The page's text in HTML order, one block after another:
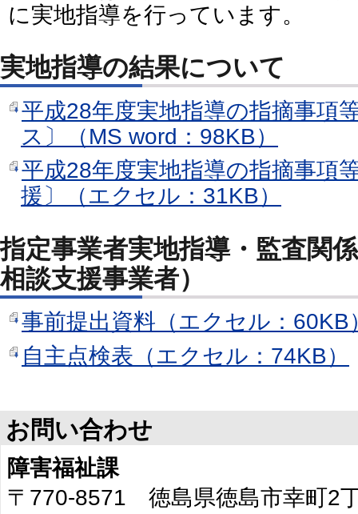
に実地指導を行っています。
実地指導の結果について
平成28年度実地指導の指摘事項
ス〕（MS word：98KB）
平成28年度実地指導の指摘事項
援〕（エクセル：31KB）
指定事業者実地指導・監査関
相談支援事業者）
事前提出資料（エクセル：60KB
自主点検表（エクセル：74KB）
お問い合わせ
障害福祉課
〒770-8571 徳島県徳島市幸町2